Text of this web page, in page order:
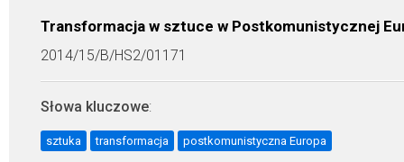
Transformacja w sztuce w Postkomunistycznej
2014/15/B/HS2/01171
Słowa kluczowe:
sztuka transformacja postkomunistyczna Europa